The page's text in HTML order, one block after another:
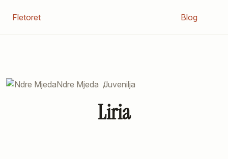
Fletoret Blog
Ndre Mjeda /Juvenilja
Liria